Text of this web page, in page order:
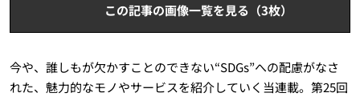
この記事の画像一覧を見る（3枚）
今や、誰しもが欠かすことのできない“SDGs”への配慮がなさ
れた、魅力的なモノやサービスを紹介していく当連載。第25回